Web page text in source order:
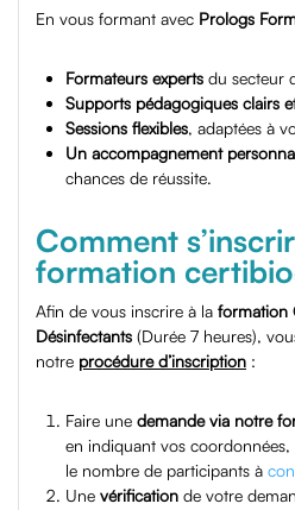
En vous formant avec Prologs
Formateurs experts du secteur
Supports pédagogiques clairs
Sessions flexibles, adaptées à
Un accompagnement
chances de réussite.
Comment
formation
Afin de vous inscrire à la formation
Désinfectants (Durée 7 heures),
notre procédure d’inscription :
Faire une demande via notre
en indiquant vos coordonnées,
le nombre de participants à
Une vérification de votre